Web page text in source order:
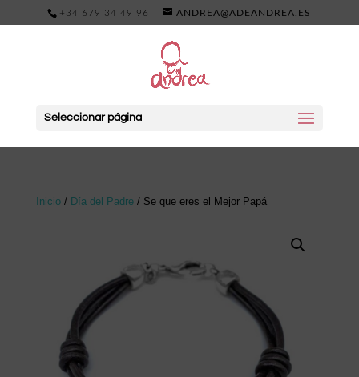
+34 679 34 49 96 ANDREA@ADEANDREA.ES
Seleccionar página
Inicio/ Día del Padre/ Se que eres el Mejor Papá